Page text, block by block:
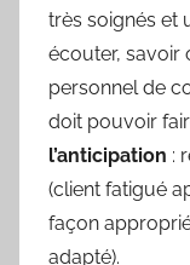
très soignés et
écouter, savoir
personnel de
doit pouvoir
l’anticipation :
(client fatigué
façon
adapté).